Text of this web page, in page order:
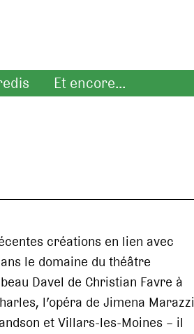
Et encore...
créations en lien avec
le domaine du théâtre
Davel de Christian Favre à
l’opéra de Jimena Marazzi
et Villars-les-Moines – il